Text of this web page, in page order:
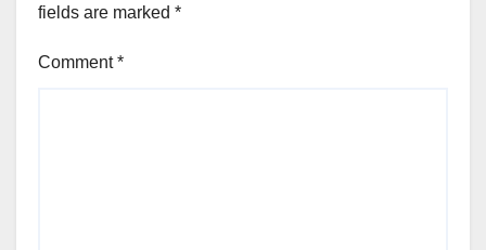
fields are marked *
Comment*